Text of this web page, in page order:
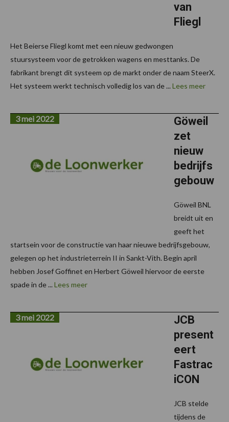
van
Fliegl
Het Beierse Fliegl komt met een nieuw gedwongen
stuursysteem voor de getrokken wagens en mesttanks. De
fabrikant brengt dit systeem op de markt onder de naam SteerX.
Het systeem werkt technisch volledig los van de ... Lees meer
Göweil
zet
nieuw
bedrijfs
gebouw
3 mei 2022
Göweil BNL
breidt uit en
geeft het
startsein voor de constructie van haar nieuwe bedrijfsgebouw,
gelegen op het industrieterrein II in Sankt-Vith. Begin april
hebben Josef Goffinet en Herbert Göweil hiervoor de eerste
spade in de ... Lees meer
JCB
present
eert
Fastrac
iCON
3 mei 2022
JCB stelde
tijdens de